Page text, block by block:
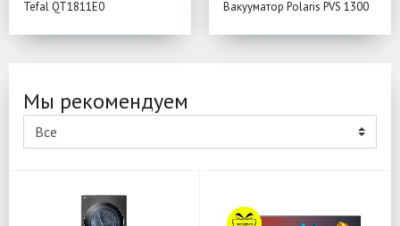
Tefal QT1811E0
Вакууматор Polaris PVS 1300
Мы рекомендуем